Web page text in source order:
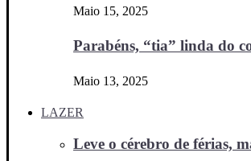
Maio 15, 2025
Parabéns, “tia” linda do
Maio 13, 2025
LAZER
Leve o cérebro de férias,